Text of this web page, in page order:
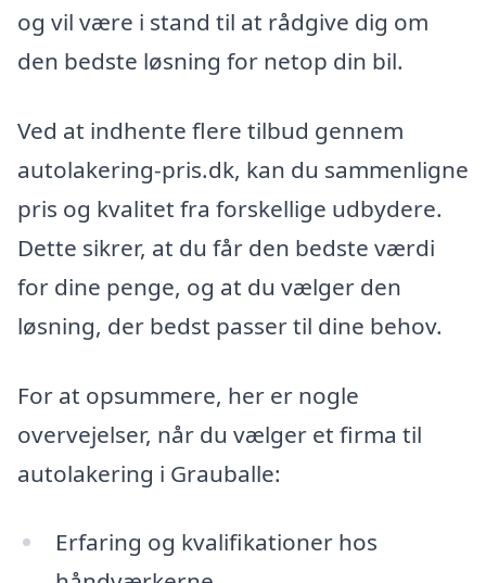
og vil være i stand til at rådgive dig om
den bedste løsning for netop din bil.
Ved at indhente flere tilbud gennem
autolakering-pris.dk, kan du sammenligne
pris og kvalitet fra forskellige udbydere.
Dette sikrer, at du får den bedste værdi
for dine penge, og at du vælger den
løsning, der bedst passer til dine behov.
For at opsummere, her er nogle
overvejelser, når du vælger et firma til
autolakering i Grauballe:
Erfaring og kvalifikationer hos